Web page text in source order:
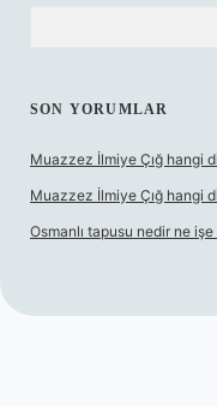
SON YORUMLAR
Muazzez İlmiye Çığ hangi
Muazzez İlmiye Çığ hangi
Osmanlı tapusu nedir ne